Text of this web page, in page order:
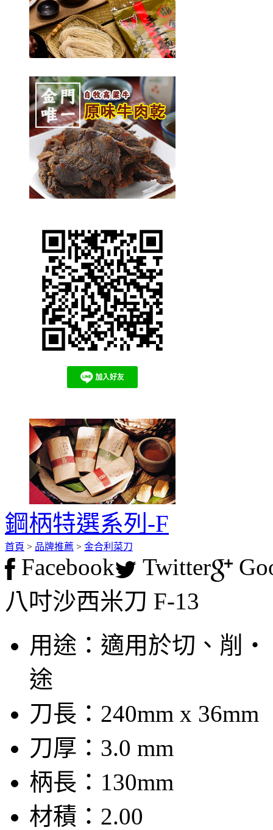
鋼柄特選系列-F
首頁 > 品牌推薦 > 金合利菜刀
Facebook Twitter
八吋沙西米刀 F-13
用途：適用於切、
途
刀長：240mm x 36mm
刀厚：3.0 mm
柄長：130mm
材積：2.00